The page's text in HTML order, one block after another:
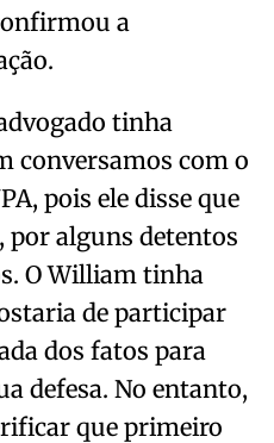
a
tinha
conversamos com o
pois ele disse que
por alguns detentos
O William tinha
de participar
dos fatos para
defesa. No entanto,
que primeiro